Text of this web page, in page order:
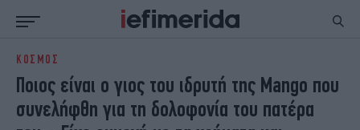
ΕΙΔΗΣΕΙΣ
NON PAPER
ΕΛΛΑΔΑ
ΟΙΚΟΝΟΜΙΑ
ΚΟΣΜΟΣ
ΚΟΣΜΟΣ
Ποιος είναι ο γιος του ιδρυτή της Mango που
συνελήφθη για τη δολοφονία του πατέρα